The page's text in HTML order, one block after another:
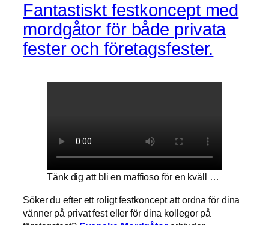
Fantastiskt festkoncept med
mordgåtor för både privata
fester och företagsfester.
Tänk dig att bli en maffioso för en kväll …
Söker du efter ett roligt festkoncept att ordna för dina
vänner på privat fest eller för dina kollegor på